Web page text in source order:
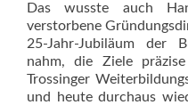
Das wusste auch
verstorbene
25-Jahr-Jubiläum der
nahm, die Ziele
Trossinger
und heute durchaus